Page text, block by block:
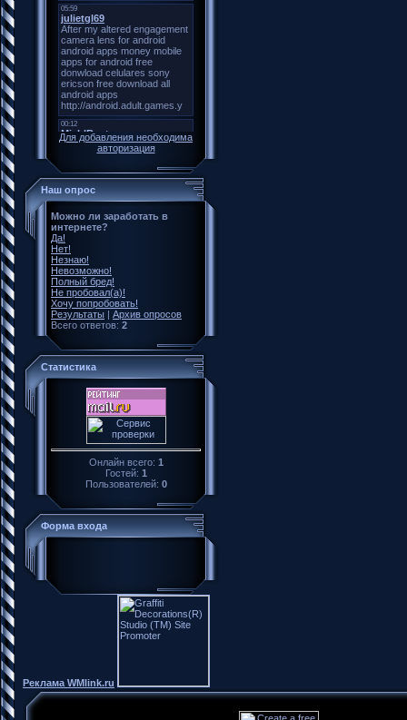
Для добавления необходима
авторизация
Наш опрос
Можно ли заработать в
интернете?
Да!
Нет!
Незнаю!
Невозможно!
Полный бред!
Не пробовал(а)!
Хочу попробовать!
Результаты | Архив опросов
Всего ответов: 2
Статистика
Онлайн всего: 1
Гостей: 1
Пользователей: 0
Форма входа
Реклама WMlink.ru